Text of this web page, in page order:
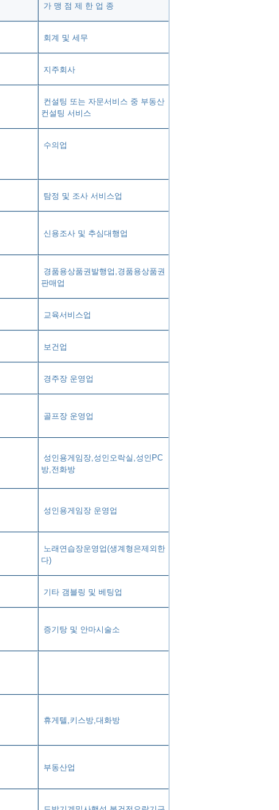
가 맹 점 제 한 업 종
회계 및 세무
지주회사
컨설팅 또는 자문서비스 중 부동산
컨설팅 서비스
수의업
탐정 및 조사 서비스업
신용조사 및 추심대행업
경품용상품권발행업,경품용상품권
판매업
교육서비스업
보건업
경주장 운영업
골프장 운영업
성인용게임장,성인오락실,성인PC
방,전화방
성인용게임장 운영업
노래연습장운영업(생계형은제외한
다)
기타 갬블링 및 베팅업
증기탕 및 안마시술소
휴게텔,키스방,대화방
부동산업